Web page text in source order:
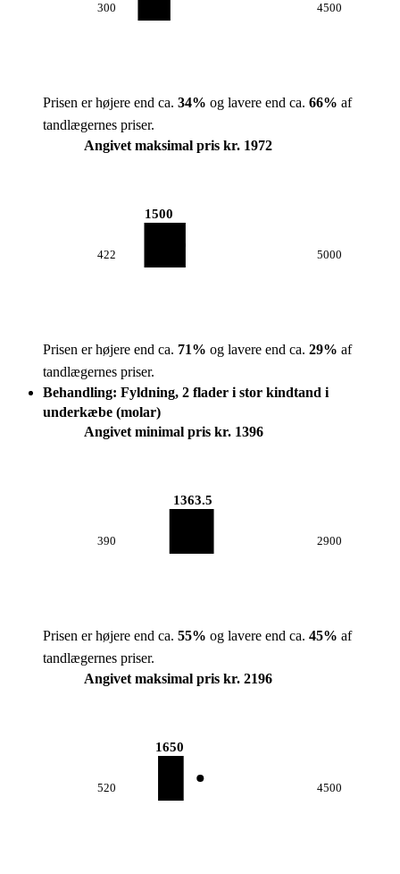
300 4500
Prisen er højere end ca. 34% og lavere end ca. 66% af
tandlægernes priser.
Angivet maksimal pris kr. 1972
422
1500
5000
Prisen er højere end ca. 71% og lavere end ca. 29% af
tandlægernes priser.
Behandling: Fyldning, 2 flader i stor kindtand i
underkæbe (molar)
Angivet minimal pris kr. 1396
390
1363.5
2900
Prisen er højere end ca. 55% og lavere end ca. 45% af
tandlægernes priser.
Angivet maksimal pris kr. 2196
520
1650
4500